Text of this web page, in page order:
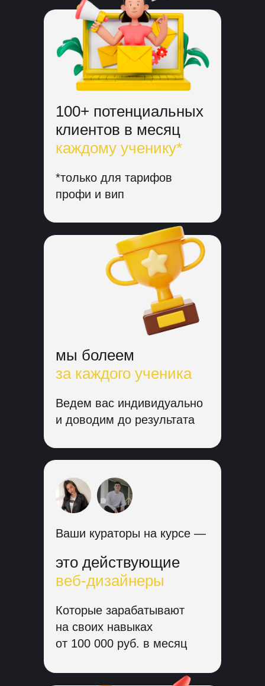
100+ потенциальных
клиентов в месяц
каждому ученику*
*только для тарифов
профи и вип
мы болеем
за каждого ученика
Ведем вас индивидуально
и доводим до результата
это действующие
веб-дизайнеры
Которые зарабатывают
на своих навыках
от 100 000 руб. в месяц
Ваши кураторы на курсе —